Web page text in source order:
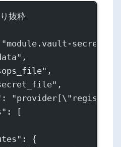
抜粋
"module.vault-secret"
,
,
,
: "provider[\"
: [
: {